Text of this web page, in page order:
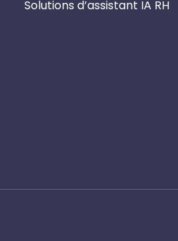
Solutions d’assistant IA RH